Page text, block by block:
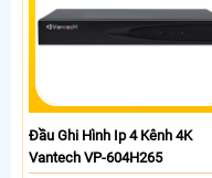
Đầu Ghi Hình Ip 4 Kênh 4K
Vantech VP-604H265